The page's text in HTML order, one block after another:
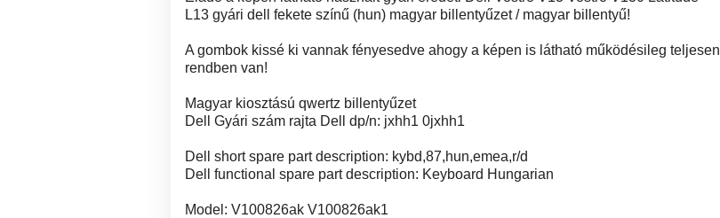
L13 gyári dell fekete színű (hun) magyar billentyűzet / magyar billentyű!
A gombok kissé ki vannak fényesedve ahogy a képen is látható működésileg teljesen
rendben van!
Magyar kiosztású qwertz billentyűzet
Dell Gyári szám rajta Dell dp/n: jxhh1 0jxhh1
Dell short spare part description: kybd,87,hun,emea,r/d
Dell functional spare part description: Keyboard Hungarian
Model: V100826ak V100826ak1